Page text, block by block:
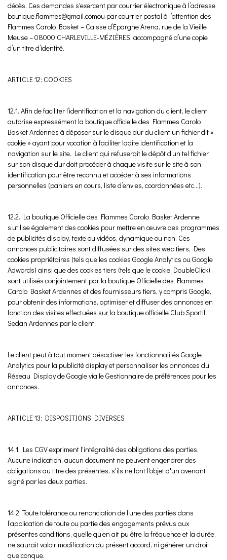
décès. Ces demandes s'exercent par courrier électronique à l’adresse
boutique.flammes@gmail.comou par courrier postal à l’attention des
Flammes Carolo Basket – Caisse d’Epargne Arena, rue de la Vieille
Meuse – 08000 CHARLEVILLE-MÉZIÈRES, accompagné d’une copie
d’un titre d’identité.
ARTICLE 12: COOKIES
12.1. Afin de faciliter l’identification et la navigation du client, le client
autorise expressément la boutique officielle des Flammes Carolo
Basket Ardennes à déposer sur le disque dur du client un fichier dit «
cookie » ayant pour vocation à faciliter ladite identification et la
navigation sur le site. Le client qui refuserait le dépôt d’un tel fichier
sur son disque dur doit procéder à chaque visite sur le site à son
identification pour être reconnu et accéder à ses informations
personnelles (paniers en cours, liste d’envies, coordonnées etc...).
12.2. La boutique Officielle des Flammes Carolo Basket Ardenne
s’utilise également des cookies pour mettre en œuvre des programmes
de publicités display, texte ou vidéos, dynamique ou non. Ces
annonces publicitaires sont diffusées sur des sites web tiers, Des
cookies propriétaires (tels que les cookies Google Analytics ou Google
Adwords) ainsi que des cookies tiers (tels que le cookie DoubleClick)
sont utilisés conjointement par la boutique Officielle des Flammes
Carolo Basket Ardennes et des fournisseurs tiers, y compris Google,
pour obtenir des informations, optimiser et diffuser des annonces en
fonction des visites effectuées sur la boutique officielle Club Sportif
Sedan Ardennes par le client.
Le client peut à tout moment désactiver les fonctionnalités Google
Analytics pour la publicité display et personnaliser les annonces du
Réseau Display de Google via le Gestionnaire de préférences pour les
annonces.
ARTICLE 13: DISPOSITIONS DIVERSES
14.1. Les CGV expriment l'intégralité des obligations des parties.
Aucune indication, aucun document ne peuvent engendrer des
obligations au titre des présentes, s'ils ne font l'objet d'un avenant
signé par les deux parties.
14.2. Toute tolérance ou renonciation de l’une des parties dans
l’application de toute ou partie des engagements prévus aux
présentes conditions, quelle qu’en ait pu être la fréquence et la durée,
ne saurait valoir modification du présent accord, ni générer un droit
quelconque.